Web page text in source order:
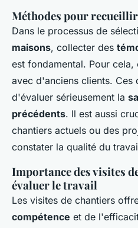
Méthodes pour
Dans le processus de
maisons, collecter des
est fondamental. Pour
avec d'anciens clients. Ces
d'évaluer sérieusement la
précédents. Il est aussi
chantiers actuels ou des
constater la qualité du
Importance des visites
évaluer le travail
Les visites de chantiers
compétence et de